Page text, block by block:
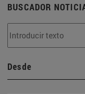
BUSCADOR
Desde